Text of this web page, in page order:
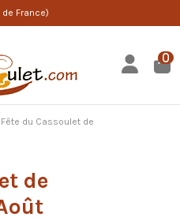
France)
0
Fête du Cassoulet de
de